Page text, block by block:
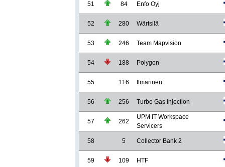
51 84 Enfo Oyj
52 280 Wärtsilä
53 246 Team Mapvision
54 188 Polygon
55 116 Ilmarinen
56 256 Turbo Gas Injection
57 262
UPM IT Workspace
Servicers
58 5 Collector Bank 2
59 109 HTF